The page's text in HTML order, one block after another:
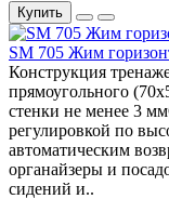
Купить
SM 705 Жим
Конструкция
прямоугольного
стенки не менее 3
регулировкой по
автоматическим
органайзеры и
сидений и..